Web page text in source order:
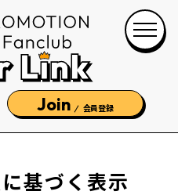
Join 会員登録
基づく表示